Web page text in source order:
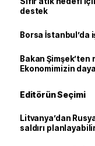
destek
Borsa İstanbul’da
Bakan
Ekonomimizin
Editörün Seçimi
Litvanya’dan
saldırı